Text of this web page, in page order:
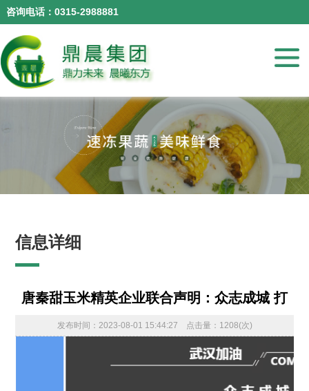
咨询电话：0315-2988881
咨询电话：0315-2988881
信息详细
唐秦甜玉米精英企业联合声明：众志成城 打
赢疫情防控阻击战
发布时间：2023-08-01 15:44:27 点击量：1208(次)